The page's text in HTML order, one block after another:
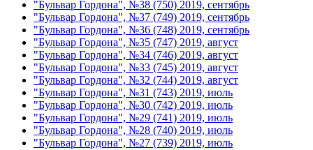
"Бульвар Гордона", №38 (750) 2019, сентябрь
"Бульвар Гордона", №37 (749) 2019, сентябрь
"Бульвар Гордона", №36 (748) 2019, сентябрь
"Бульвар Гордона", №35 (747) 2019, август
"Бульвар Гордона", №34 (746) 2019, август
"Бульвар Гордона", №33 (745) 2019, август
"Бульвар Гордона", №32 (744) 2019, август
"Бульвар Гордона", №31 (743) 2019, июль
"Бульвар Гордона", №30 (742) 2019, июль
"Бульвар Гордона", №29 (741) 2019, июль
"Бульвар Гордона", №28 (740) 2019, июль
"Бульвар Гордона", №27 (739) 2019, июль